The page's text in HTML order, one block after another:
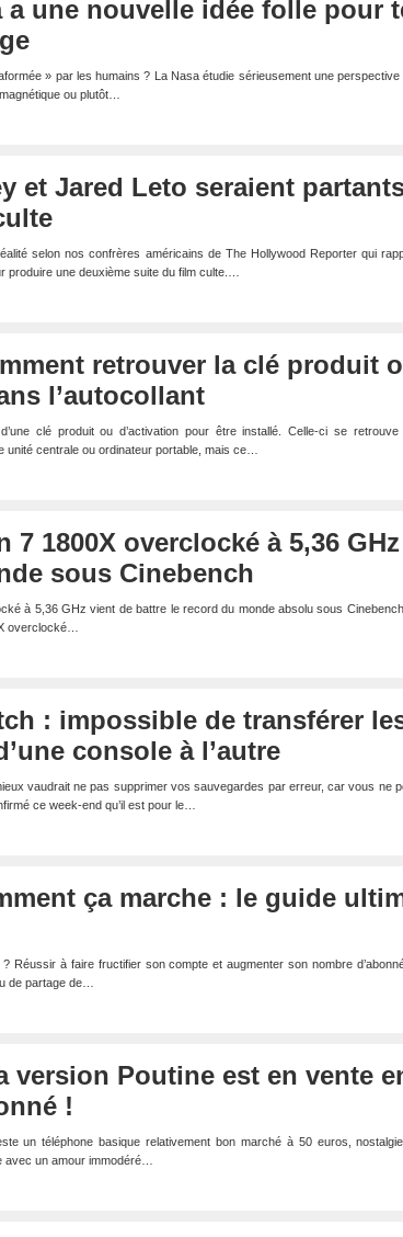
a une nouvelle idée folle pour
» par les humains ? La Nasa étudie sérieusement une
ou plutôt…
et Jared Leto seraient
selon nos confrères américains de The Hollywood Reporter qui
produire une deuxième suite du film culte.…
retrouver la clé produit
l’autocollant
clé produit ou d’activation pour être installé. Celle-ci se
unité centrale ou ordinateur portable, mais ce…
7 1800X overclocké à 5,36
sous Cinebench
à 5,36 GHz vient de battre le record du monde absolu sous
overclocké…
: impossible de transférer
console à l’autre
vaudrait ne pas supprimer vos sauvegardes par erreur, car vous ne
ce week-end qu’il est pour le…
ça marche : le guide
Réussir à faire fructifier son compte et augmenter son nombre
de partage de…
version Poutine est en vente
!
un téléphone basique relativement bon marché à 50 euros,
avec un amour immodéré…